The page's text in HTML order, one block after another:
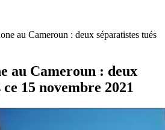
au Cameroun : deux séparatistes tués
au Cameroun : deux
15 novembre 2021